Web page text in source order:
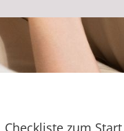
Checkliste zum Start